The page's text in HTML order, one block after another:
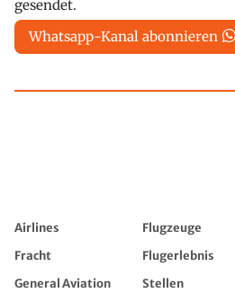
gesendet.
Whatsapp-Kanal abonnieren
Airlines Flugzeuge
Fracht
Flugerlebnis
General Aviation
Stellen